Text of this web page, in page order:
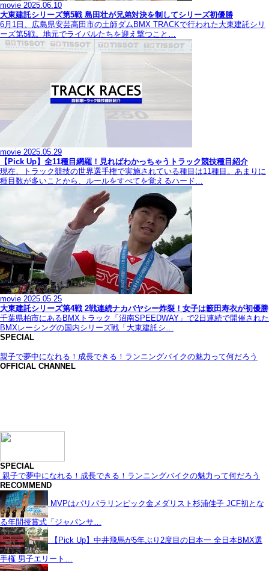
movie 2025.06.10
大東建託シリーズ第5戦 島田壮が兄弟対決を制してシリーズ初優勝
6月1日、広島県安芸高田市の土師ダムBMX TRACKで行われた大東建託シリ
ーズ第5戦。地元でライバルたちを迎え撃つこと…
movie 2025.05.29
【Pick Up】全11種目網羅！見ればわかっちゃうトラック競技種目紹介
現在、トラック競技の世界選手権で実施されている種目は11種目。あまりに
種目数が多いことから、ルールをすべてを覚えるハード…
movie 2025.05.25
大東建託シリーズ第4戦 2戦連続ナカバヤシー炸裂！女子は籔田寿衣が初優勝
千葉県柏市にあるBMXトラック「沼南SPEEDWAY」で2日連続で開催された
BMXレーシングの国内シリーズ戦「大東建託シ…
SPECIAL
親子で夢中になれる！成長できる！ランニングバイクの魅力って何だろう
OFFICIAL CHANNEL
SPECIAL
親子で夢中になれる！成長できる！ランニングバイクの魅力って何だろう
RECOMMEND
MVPはパリパラリンピック金メダリスト杉浦佳子 JCF初とな
る年間授賞式「ジャパンサ…
【Pick Up】中井飛馬が5年ぶり2度目の日本一 全日本BMX選
手権 男子エリート…